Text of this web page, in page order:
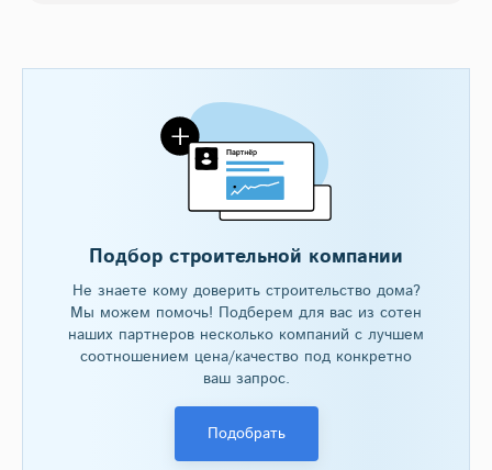
Подбор строительной компании
Не знаете кому доверить строительство дома?
Мы можем помочь! Подберем для вас из сотен
наших партнеров несколько компаний с лучшем
соотношением цена/качество под конкретно
ваш запрос.
Подобрать